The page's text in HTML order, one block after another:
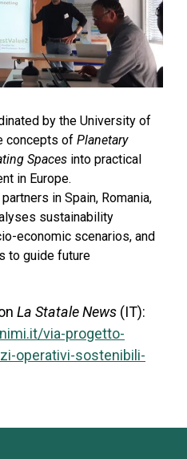
by the University of
concepts of Planetary
Spaces into practical
in Europe.
in Spain, Romania,
sustainability
economic scenarios, and
to guide future
La Statale News(IT):
via-progetto-
operativi-sostenibili-